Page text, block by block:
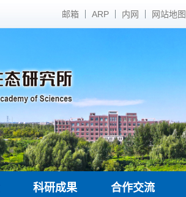
邮箱 ARP 内网 网站地图
科研成果 合作交流